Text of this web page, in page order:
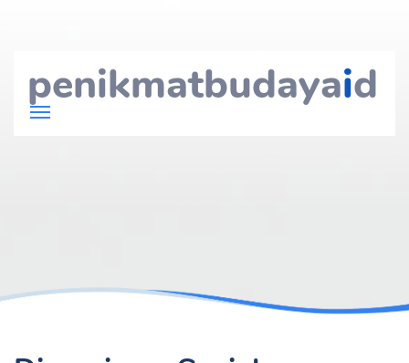
penikmatbudayaid